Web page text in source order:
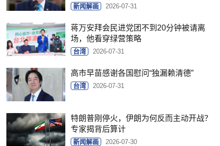
新闻解画 2026-07-31
蒋万安拜会民进党团不到20分钟被请离
场，他看穿绿营策略
台湾 2026-07-31
高市早苗感谢各国慰问“独漏赖清德”
台湾 2026-07-31
特朗普刚停火，伊朗为何反而主动开战？
专家揭背后算计
新闻解画 2026-07-30